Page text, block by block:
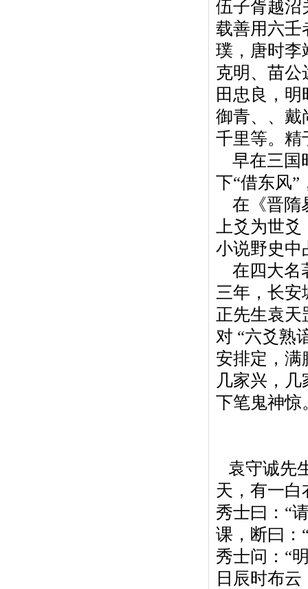
伍子胥越沼
载善用六壬
璞，唐时李
克明、苗公
田忠良，
御青、、戴
千里等。精
早在三国
下“借东风
在《晋隋
上爻为世
小说野史中
在四大名
三年，长
正先生袁天
对 “六爻熟
安排定，满
几家兴，
下笔鬼神惊
袁守诚先
天，有一白
秀士曰：“
课，断曰：
秀士问：“
日辰时布